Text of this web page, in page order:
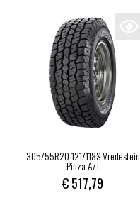
305/55R20 121/118S Vredestein
Pinza A/T
€517,79